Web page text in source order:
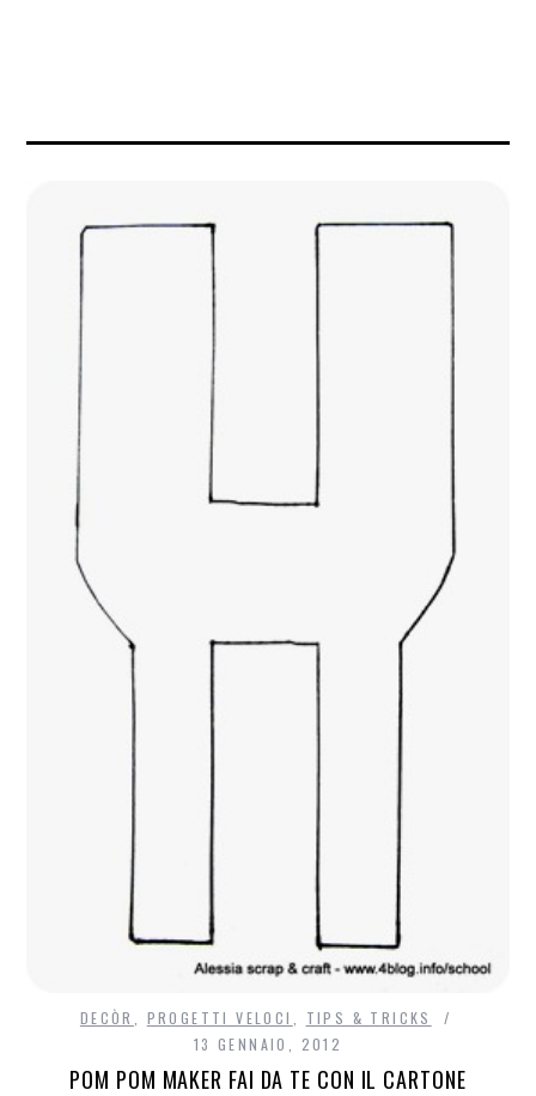
DECÒR PROGETTI VELOCI
TIPS & TRICKS
13 GENNAIO, 2012
POM POM MAKER FAI DA TE CON IL CARTONE